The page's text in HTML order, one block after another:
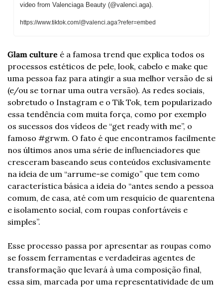
video from Valenciaga Beauty (@valenci.aga).
https://www.tiktok.com/@valenci.aga?refer=embed
Glam culture é a famosa trend que explica todos os
processos estéticos de pele, look, cabelo e make que
uma pessoa faz para atingir a sua melhor versão de si
(e/ou se tornar uma outra versão). As redes sociais,
sobretudo o Instagram e o Tik Tok, tem popularizado
essa tendência com muita força, como por exemplo
os sucessos dos vídeos de “get ready with me”, o
famoso #grwm. O fato é que encontramos facilmente
nos últimos anos uma série de influenciadores que
cresceram baseando seus conteúdos exclusivamente
na ideia de um “arrume-se comigo” que tem como
característica básica a ideia do “antes sendo a pessoa
comum, de casa, até com um resquício de quarentena
e isolamento social, com roupas confortáveis e
simples”.
Esse processo passa por apresentar as roupas como
se fossem ferramentas e verdadeiras agentes de
transformação que levará à uma composição final,
essa sim, marcada por uma representatividade de um